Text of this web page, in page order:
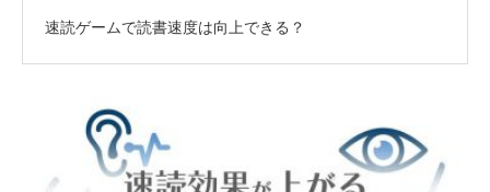
速読ゲームで読書速度は向上できる？